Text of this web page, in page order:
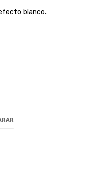
blanco.